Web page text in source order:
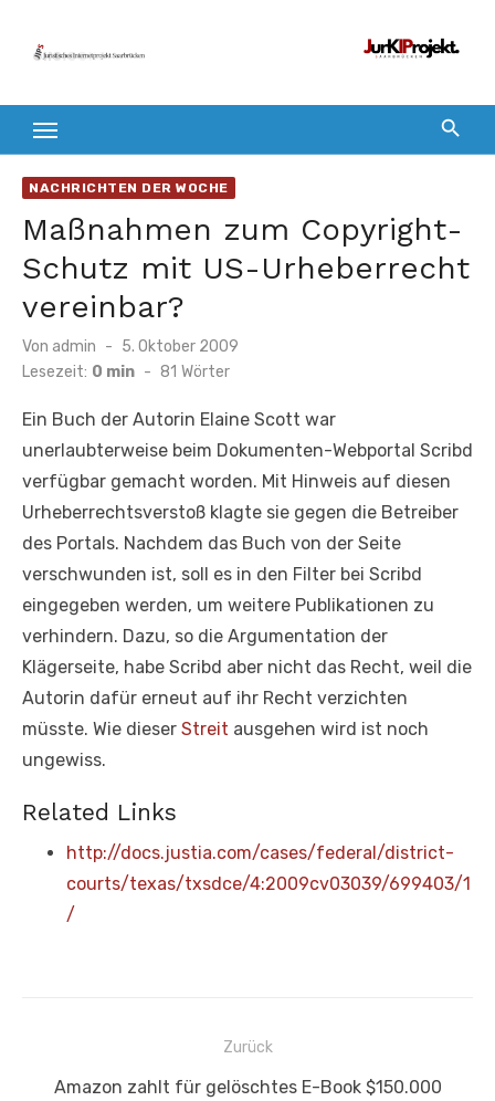
Inhalt
NACHRICHTEN DER WOCHE
Maßnahmen zum Copyright-
Schutz mit US-Urheberrecht
vereinbar?
Von admin
Veröffentlicht
am
5. Oktober 2009
Lesezeit: 0 min - 81 Wörter
Ein Buch der Autorin Elaine Scott war
unerlaubterweise beim Dokumenten-Webportal Scribd
verfügbar gemacht worden. Mit Hinweis auf diesen
Urheberrechtsverstoß klagte sie gegen die Betreiber
des Portals. Nachdem das Buch von der Seite
verschwunden ist, soll es in den Filter bei Scribd
eingegeben werden, um weitere Publikationen zu
verhindern. Dazu, so die Argumentation der
Klägerseite, habe Scribd aber nicht das Recht, weil die
Autorin dafür erneut auf ihr Recht verzichten
müsste. Wie dieser Streit ausgehen wird ist noch
ungewiss.
Related Links
http://docs.justia.com/cases/federal/district-
courts/texas/txsdce/4:2009cv03039/699403/1
/
Beitragsnavigation
Zurück
Vorheriger
Amazon zahlt für gelöschtes E-Book $150.000